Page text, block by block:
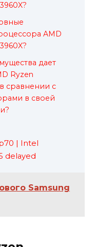
AMD
дает
Ryzen
сравнении с
в своей
| Intel
delayed
Samsung